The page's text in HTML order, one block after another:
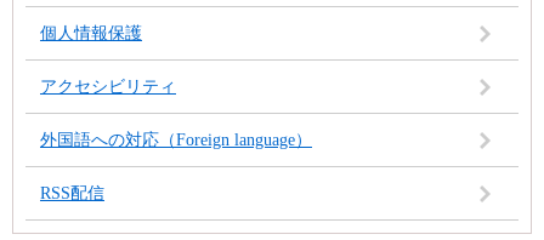
個人情報保護
アクセシビリティ
外国語への対応（Foreign language）
RSS配信